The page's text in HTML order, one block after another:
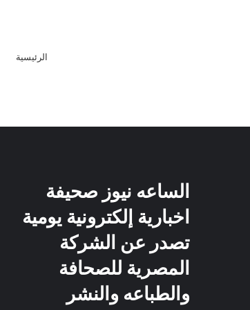
الرئيسية
الساعه نيوز صحيفة
اخبارية إلكترونية يومية
تصدر عن الشركة
المصرية للصحافة
والطباعه والنشر